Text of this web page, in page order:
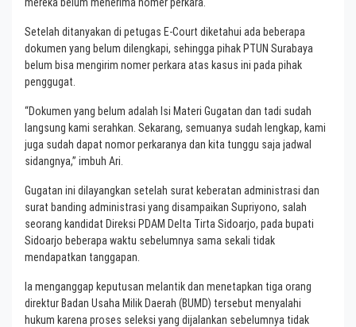
Setelah ditanyakan di petugas E-Court diketahui ada beberapa
dokumen yang belum dilengkapi, sehingga pihak PTUN Surabaya
belum bisa mengirim nomer perkara atas kasus ini pada pihak
penggugat.
“Dokumen yang belum adalah Isi Materi Gugatan dan tadi sudah
langsung kami serahkan. Sekarang, semuanya sudah lengkap, kami
juga sudah dapat nomor perkaranya dan kita tunggu saja jadwal
sidangnya,” imbuh Ari.
Gugatan ini dilayangkan setelah surat keberatan administrasi dan
surat banding administrasi yang disampaikan Supriyono, salah
seorang kandidat Direksi PDAM Delta Tirta Sidoarjo, pada bupati
Sidoarjo beberapa waktu sebelumnya sama sekali tidak
mendapatkan tanggapan.
Ia menganggap keputusan melantik dan menetapkan tiga orang
direktur Badan Usaha Milik Daerah (BUMD) tersebut menyalahi
hukum karena proses seleksi yang dijalankan sebelumnya tidak